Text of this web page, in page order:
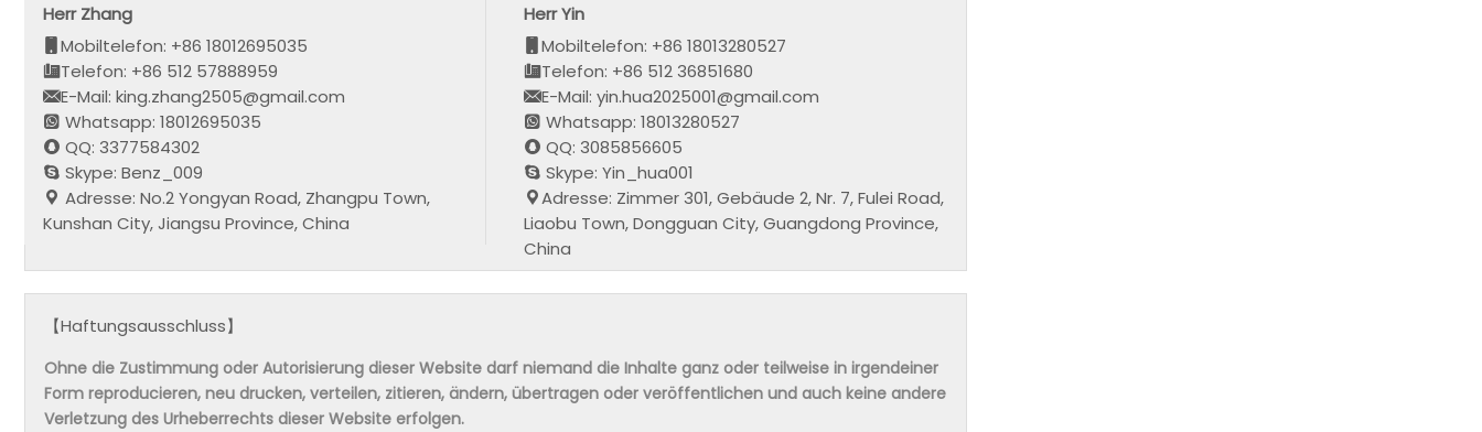
Herr Zhang
Mobiltelefon: +86 18012695035
Telefon: +86 512 57888959
E-Mail: king.zhang2505@gmail.com
Whatsapp: 18012695035
QQ: 3377584302
Skype: Benz_009
Adresse: No.2 Yongyan Road, Zhangpu Town,
Kunshan City, Jiangsu Province, China
Herr Yin
Mobiltelefon: +86 18013280527
Telefon: +86 512 36851680
E-Mail: yin.hua2025001@gmail.com
Whatsapp: 18013280527
QQ: 3085856605
Skype: Yin_hua001
Adresse: Zimmer 301, Gebäude 2, Nr. 7, Fulei Road,
Liaobu Town, Dongguan City, Guangdong Province,
China
【Haftungsausschluss】
Ohne die Zustimmung oder Autorisierung dieser Website darf niemand die Inhalte ganz oder teilweise in irgendeiner
Form reproducieren, neu drucken, verteilen, zitieren, ändern, übertragen oder veröffentlichen und auch keine andere
Verletzung des Urheberrechts dieser Website erfolgen.